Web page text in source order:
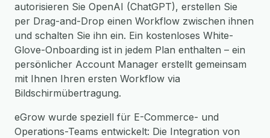
autorisieren Sie OpenAI (ChatGPT), erstellen Sie
per Drag-and-Drop einen Workflow zwischen ihnen
und schalten Sie ihn ein. Ein kostenloses White-
Glove-Onboarding ist in jedem Plan enthalten – ein
persönlicher Account Manager erstellt gemeinsam
mit Ihnen Ihren ersten Workflow via
Bildschirmübertragung.
eGrow wurde speziell für E-Commerce- und
Operations-Teams entwickelt: Die Integration von